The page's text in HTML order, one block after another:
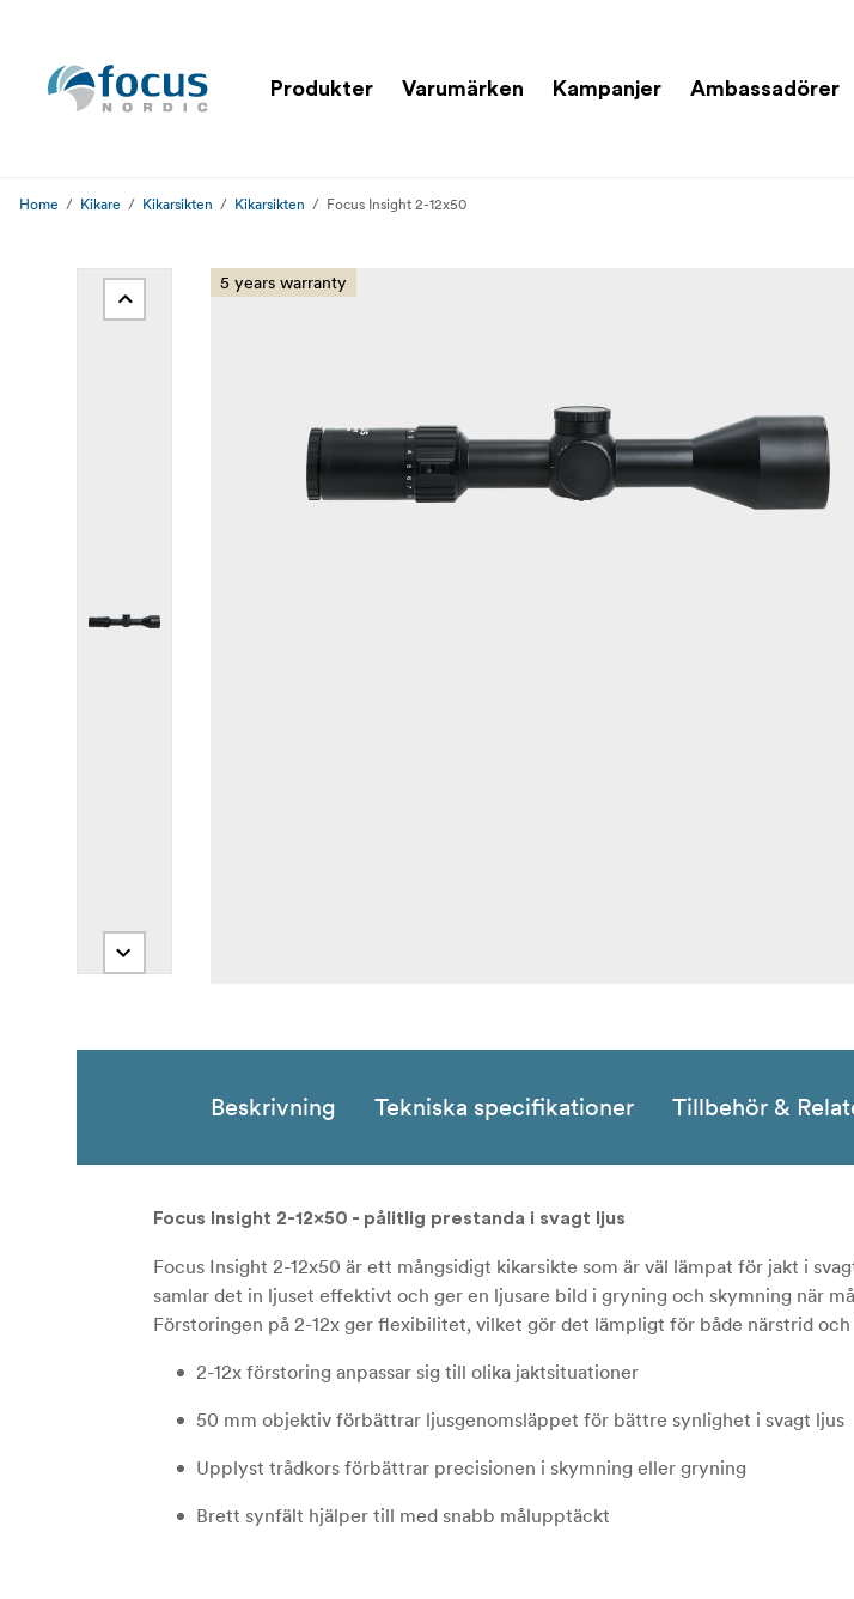
Produkter Varumärken Kampanjer Ambassadörer
Home Kikare Kikarsikten Kikarsikten Focus Insight 2-12x50
5 years warranty
Beskrivning Tekniska specifikationer Tillbehör &
Focus Insight 2-12x50 - pålitlig prestanda i svagt ljus
Focus Insight 2-12x50 är ett mångsidigt kikarsikte som är väl lämpat för jakt i
samlar det in ljuset effektivt och ger en ljusare bild i gryning och skymning när
Förstoringen på 2-12x ger flexibilitet, vilket gör det lämpligt för både närstrid och
2-12x förstoring anpassar sig till olika jaktsituationer
50 mm objektiv förbättrar ljusgenomsläppet för bättre synlighet i svagt ljus
Upplyst trådkors förbättrar precisionen i skymning eller gryning
Brett synfält hjälper till med snabb målupptäckt